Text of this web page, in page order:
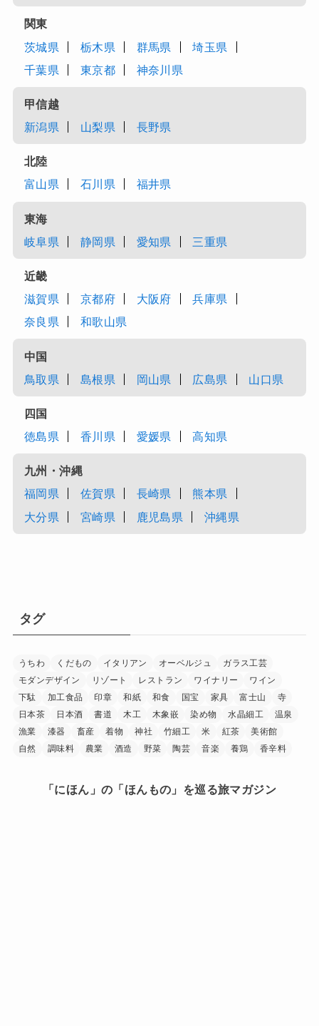
関東
茨城県
栃木県 群馬県
埼玉県
千葉県
東京都 神奈川県
甲信越
新潟県
山梨県 長野県
北陸
富山県
石川県 福井県
東海
岐阜県
静岡県 愛知県 三重県
近畿
滋賀県
京都府 大阪府
兵庫県
奈良県
和歌山県
中国
鳥取県
島根県 岡山県 広島県 山口県
四国
徳島県
香川県 愛媛県 高知県
九州・沖縄
福岡県
佐賀県 長崎県
熊本県
大分県
宮崎県 鹿児島県 沖縄県
タグ
うちわ くだもの イタリアン オーベルジュ
ガラス工芸
モダンデザイン
リゾート レストラン ワイナリー
ワイン
下駄
加工食品 印章 和紙 和食 国宝 家具 富士山
寺
日本茶
日本酒 書道 木工 木象嵌 染め物 水晶細工
温泉
漁業
漆器 畜産 着物 神社 竹細工 米 紅茶
美術館
自然
調味料 農業 酒造 野菜 陶芸 音楽 養鶏 香辛料
「にほん」の「ほんもの」を巡る旅マガジン